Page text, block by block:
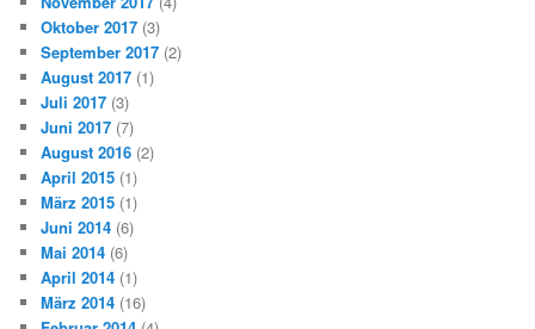
Oktober 2017 (3)
September 2017 (2)
August 2017 (1)
Juli 2017 (3)
Juni 2017 (7)
August 2016 (2)
April 2015 (1)
März 2015 (1)
Juni 2014 (6)
Mai 2014 (6)
April 2014 (1)
März 2014 (16)